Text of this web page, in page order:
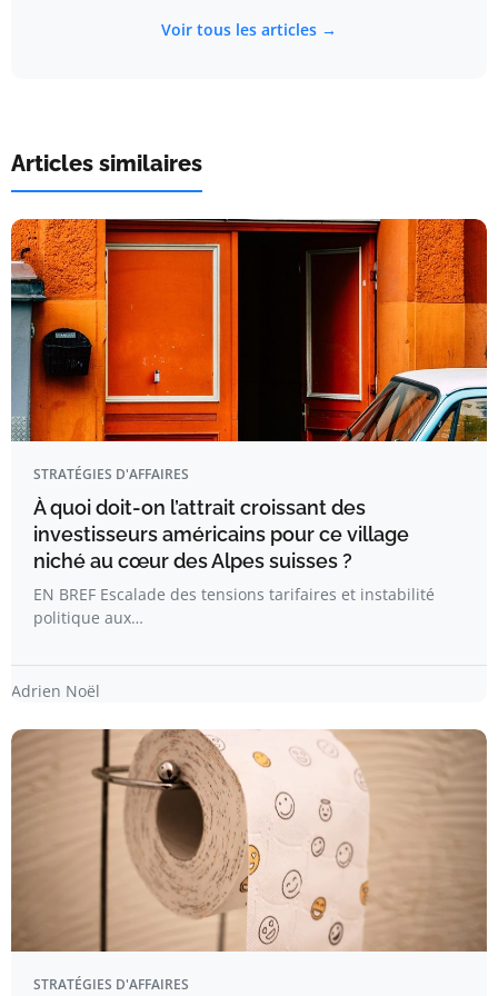
Voir tous les articles →
Articles similaires
STRATÉGIES D'AFFAIRES
À quoi doit-on l’attrait croissant des
investisseurs américains pour ce village
niché au cœur des Alpes suisses ?
EN BREF Escalade des tensions tarifaires et instabilité
politique aux…
Adrien Noël
STRATÉGIES D'AFFAIRES